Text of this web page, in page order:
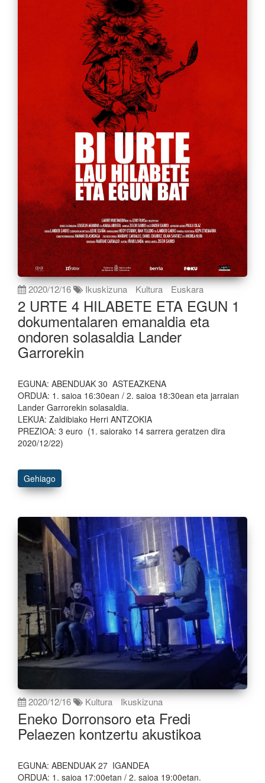
2020/12/16 Ikuskizuna Kultura Euskara
2 URTE 4 HILABETE ETA EGUN 1
dokumentalaren emanaldia eta
ondoren solasaldia Lander
Garrorekin
EGUNA: ABENDUAK 30 ASTEAZKENA
ORDUA: 1. saioa 16:30ean / 2. saioa 18:30ean eta jarraian
Lander Garrorekin solasaldia.
LEKUA: Zaldibiako Herri ANTZOKIA
PREZIOA: 3 euro (1. saiorako 14 sarrera geratzen dira
2020/12/22)
Gehiago
2020/12/16 Kultura Ikuskizuna
Eneko Dorronsoro eta Fredi
Pelaezen kontzertu akustikoa
EGUNA: ABENDUAK 27 IGANDEA
ORDUA: 1. saioa 17:00etan / 2. saioa 19:00etan.